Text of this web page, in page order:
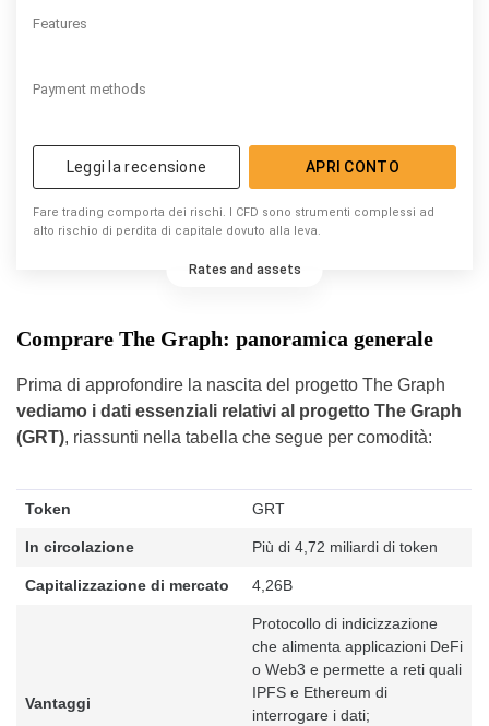
Features
Payment methods
Leggi la recensione APRI CONTO
Fare trading comporta dei rischi. I CFD sono strumenti complessi ad
alto rischio di perdita di capitale dovuto alla leva.
Rates and assets
Comprare The Graph: panoramica generale
Prima di approfondire la nascita del progetto The Graph
vediamo i dati essenziali relativi al progetto The Graph
(GRT), riassunti nella tabella che segue per comodità:
Token GRT
In circolazione Più di 4,72 miliardi di token
Capitalizzazione di mercato 4,26B
Vantaggi
Protocollo di indicizzazione
che alimenta applicazioni DeFi
o Web3 e permette a reti quali
IPFS e Ethereum di
interrogare i dati;